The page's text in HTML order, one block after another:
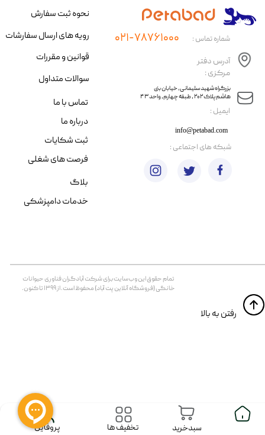
​ایمیل :
آدرس دفتر
مرکزی :
info@petabad.com
​​بزرگراه شهید سلیمانی، خیابان بنی
هاشم پلاک ۲۰۲ ، طبقه چهارم، واحد ۴۳
شماره تماس : ۰۲۱-۷۸۷۶۱۰۰۰
تمام حقوق اين وب‌سايت برای شرکت آبادگران فناوری حیوانات
خانگی (فروشگاه آنلاین پت آباد) محفوظ است. از ۱۳۹۹ تا کنون.
​​رفتن به بالا
نحوه ثبت سفارش
رویه های ارسال سفارشات
قوانین و مقررات
سوالات متداول
تماس با ما
درباره ما
ثبت شکایات
فرصت های شغلی
​شبکه های اجتماعی :
بلاگ
خدمات دامپزشکی
سبدخرید تخفیف ها پروفایل